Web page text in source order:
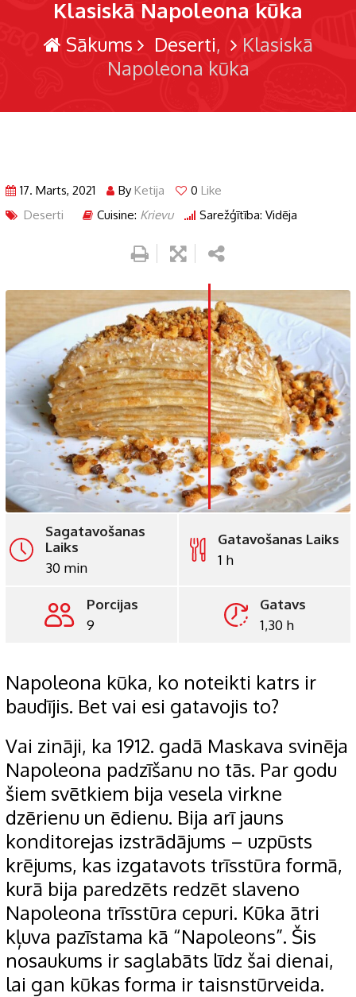
Klasiskā Napoleona kūka
Sākums Deserti
Klasiskā
Napoleona kūka
17. Marts, 2021 By Ketija 0 Like
Deserti
Cuisine: Krievu Sarežģītība: Vidēja
LinkedIn
Whatsapp
Pinterest
Print
Sagatavošanas
Laiks
30 min
Gatavošanas Laiks
1 h
Porcijas
9
Gatavs
1,30 h
Napoleona kūka, ko noteikti katrs ir
baudījis. Bet vai esi gatavojis to?
Vai zināji, ka 1912. gadā Maskava svinēja
Napoleona padzīšanu no tās. Par godu
šiem svētkiem bija vesela virkne
dzērienu un ēdienu. Bija arī jauns
konditorejas izstrādājums – uzpūsts
krējums, kas izgatavots trīsstūra formā,
kurā bija paredzēts redzēt slaveno
Napoleona trīsstūra cepuri. Kūka ātri
kļuva pazīstama kā “Napoleons”. Šis
nosaukums ir saglabāts līdz šai dienai,
lai gan kūkas forma ir taisnstūrveida.